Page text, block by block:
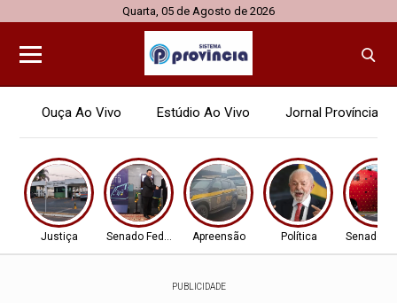
Quarta, 05 de Agosto de 2026
Ouça Ao Vivo Estúdio Ao Vivo Jornal Província
Justiça Senado Federal Apreensão Política Senado
PUBLICIDADE